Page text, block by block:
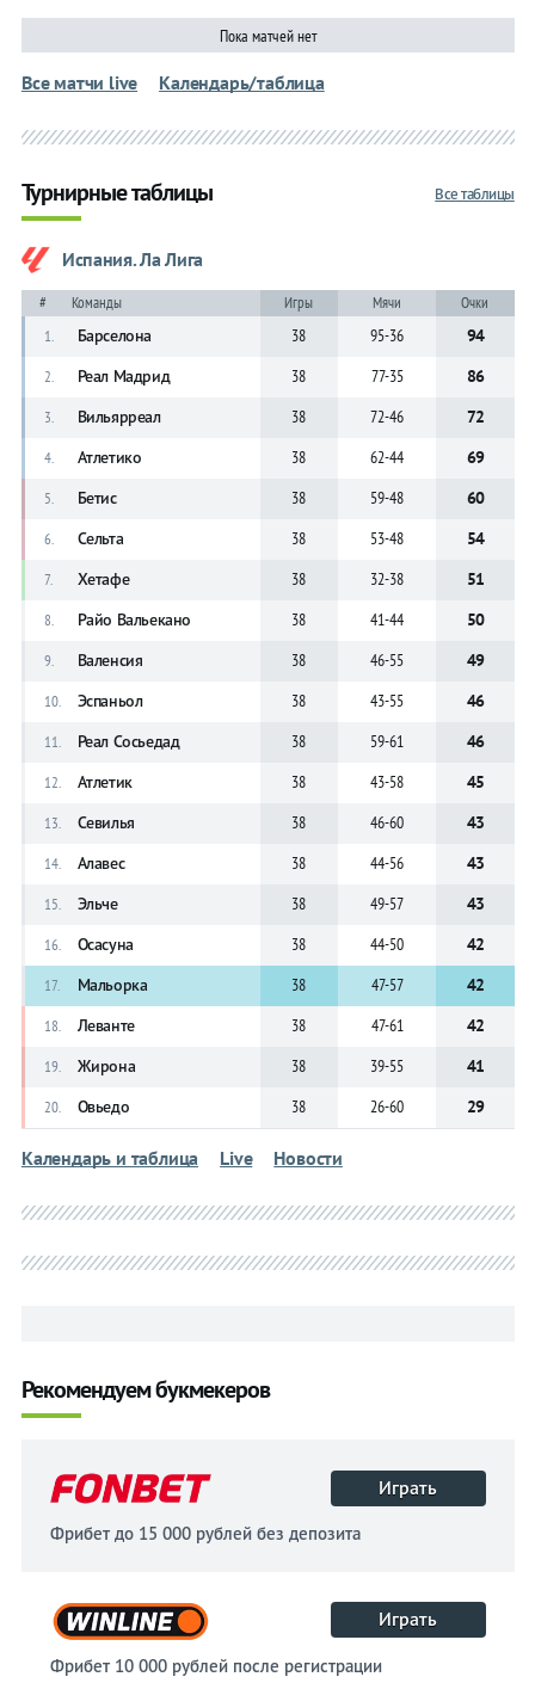
Пока матчей нет
Все матчи live Календарь/таблица
Все таблицы
Турнирные таблицы
Испания. Ла Лига
# Команды Игры Мячи
Очки
1.
Барселона 38 95-36 94
2. Реал Мадрид 38 77-35 86
3. Вильярреал 38 72-46 72
4. Атлетико 38 62-44 69
5. Бетис 38 59-48 60
6. Сельта 38 53-48 54
7. Хетафе 38 32-38 51
8. Райо Вальекано 38 41-44 50
9. Валенсия 38 46-55 49
10. Эспаньол 38 43-55 46
11. Реал Сосьедад 38 59-61 46
12. Атлетик 38 43-58 45
13. Севилья 38 46-60 43
14. Алавес 38 44-56 43
15. Эльче 38 49-57 43
16. Осасуна 38 44-50 42
17. Мальорка 38 47-57 42
18. Леванте 38 47-61 42
19. Жирона 38 39-55 41
20. Овьедо 38 26-60 29
Календарь и таблица Live Новости
Рекомендуем букмекеров
Играть
Фрибет до 15 000 рублей без депозита
Играть
Фрибет 10 000 рублей после регистрации